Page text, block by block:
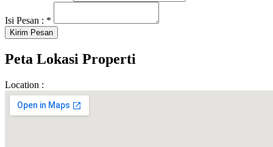
Isi Pesan : *
Peta Lokasi Properti
Location :